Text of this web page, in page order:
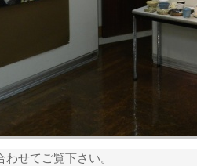
わせてご覧下さい。